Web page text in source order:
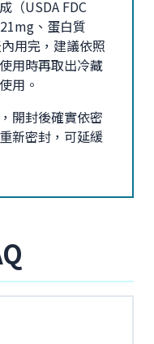
（USDA FDC
、蛋白質
用完，建議依照
用時再取出冷藏
用。
開封後確實依密
新密封，可延緩